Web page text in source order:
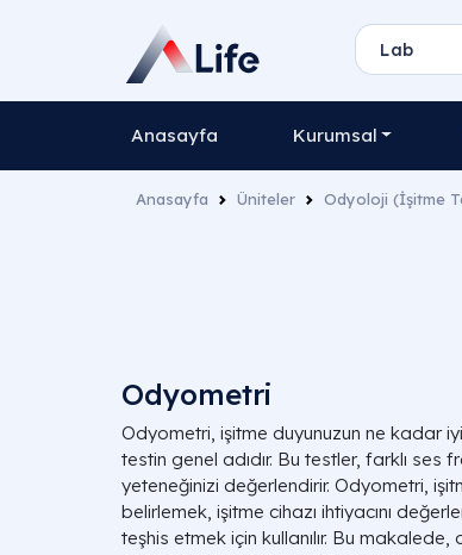
Anasayfa Kurumsal
Anasayfa Üniteler Odyoloji (İşitme
Odyometri
Odyometri, işitme duyunuzun ne kadar
testin genel adıdır. Bu testler, farklı ses
yeteneğinizi değerlendirir. Odyometri,
belirlemek, işitme cihazı ihtiyacını
teşhis etmek için kullanılır. Bu